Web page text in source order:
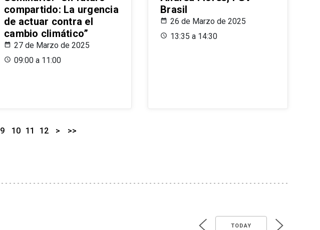
compartido: La urgencia
de actuar contra el
cambio climático”
27 de Marzo de 2025
09:00 a 11:00
Brasil
26 de Marzo de 2025
13:35 a 14:30
9 10 11 12 > >>
TODAY